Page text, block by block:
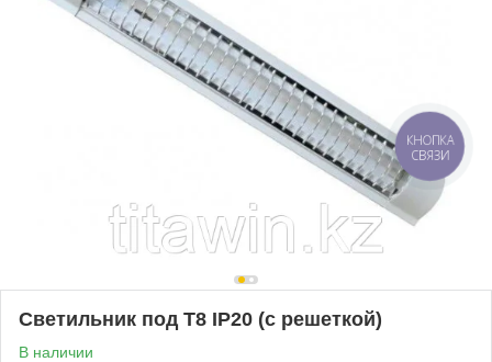
Светильник под Т8 IP20 (с решеткой)
В наличии
КНОПКА
СВЯЗИ